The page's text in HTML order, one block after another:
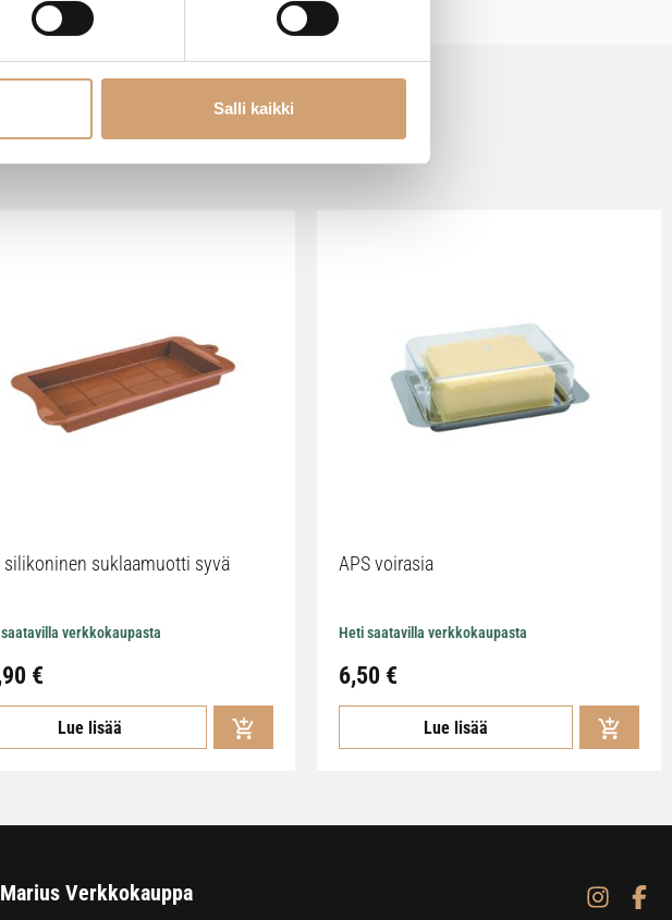
Salli kaikki
silikoninen suklaamuotti syvä
verkkokaupasta
€
Lue lisää
APS voirasia
Heti saatavilla verkkokaupasta
6,50 €
Lue lisää
Verkkokauppa